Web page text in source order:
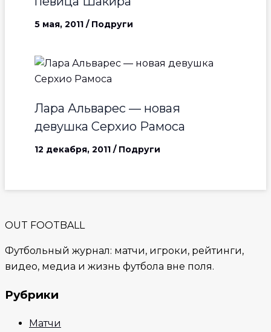
5 мая, 2011 / Подруги
Лара Альварес — новая
девушка Серхио Рамоса
12 декабря, 2011 / Подруги
OUT FOOTBALL
Футбольный журнал: матчи, игроки, рейтинги,
видео, медиа и жизнь футбола вне поля.
Рубрики
Матчи